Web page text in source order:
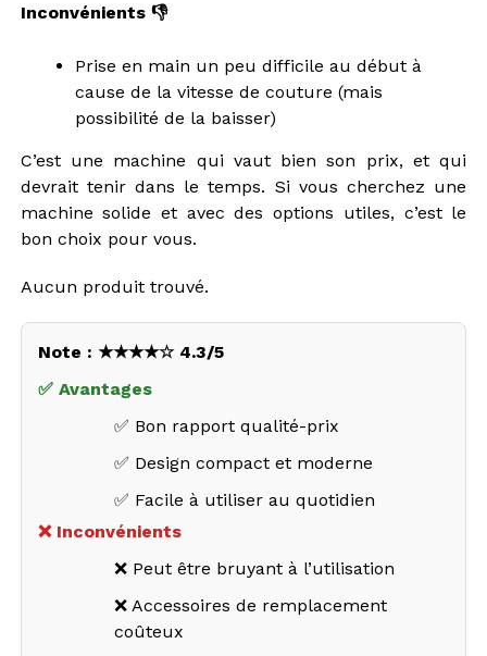
Inconvénients 👎
Prise en main un peu difficile au début à
cause de la vitesse de couture (mais
possibilité de la baisser)
C’est une machine qui vaut bien son prix, et qui
devrait tenir dans le temps. Si vous cherchez une
machine solide et avec des options utiles, c’est le
bon choix pour vous.
Aucun produit trouvé.
Note : ★★★★☆ 4.3/5
✅ Avantages
✅ Bon rapport qualité-prix
✅ Design compact et moderne
✅ Facile à utiliser au quotidien
❌ Inconvénients
❌ Peut être bruyant à l’utilisation
❌ Accessoires de remplacement
coûteux